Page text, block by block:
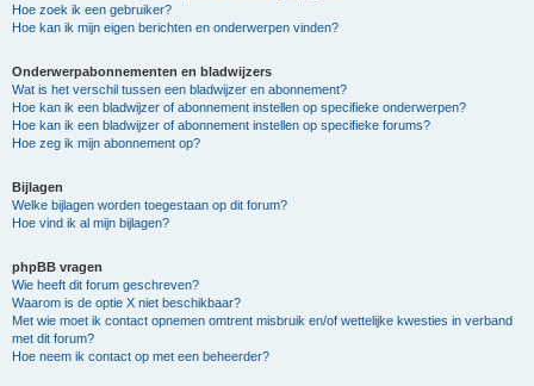
Hoe zoek ik een gebruiker?
Hoe kan ik mijn eigen berichten en onderwerpen vinden?
Onderwerpabonnementen en bladwijzers
Wat is het verschil tussen een bladwijzer en abonnement?
Hoe kan ik een bladwijzer of abonnement instellen op specifieke onderwerpen?
Hoe kan ik een bladwijzer of abonnement instellen op specifieke forums?
Hoe zeg ik mijn abonnement op?
Bijlagen
Welke bijlagen worden toegestaan op dit forum?
Hoe vind ik al mijn bijlagen?
phpBB vragen
Wie heeft dit forum geschreven?
Waarom is de optie X niet beschikbaar?
Met wie moet ik contact opnemen omtrent misbruik en/of wettelijke kwesties in verband
met dit forum?
Hoe neem ik contact op met een beheerder?